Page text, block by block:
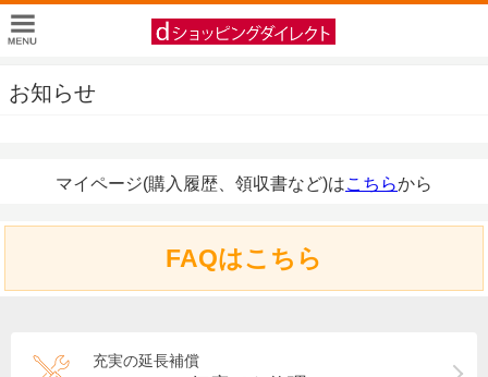
お知らせ
マイページ(購入履歴、領収書など)はこちらから
FAQはこちら
充実の延長補償